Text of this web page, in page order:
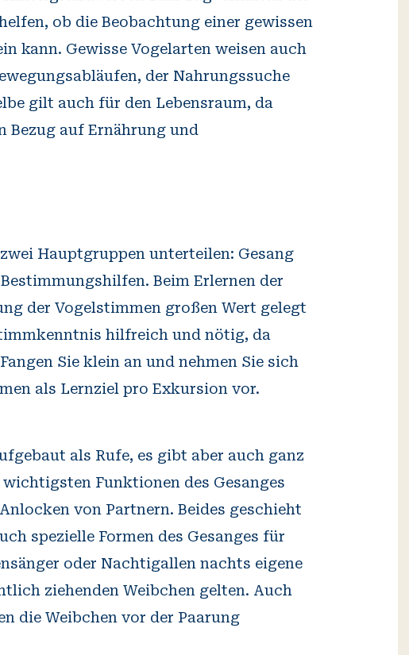
ob die Beobachtung einer gewissen
kann. Gewisse Vogelarten weisen auch
der Nahrungssuche
gilt auch für den Lebensraum, da
Bezug auf Ernährung und
Hauptgruppen unterteilen: Gesang
Beim Erlernen der
der Vogelstimmen großen Wert gelegt
hilfreich und nötig, da
Sie klein an und nehmen Sie sich
als Lernziel pro Exkursion vor.
als Rufe, es gibt aber auch ganz
Funktionen des Gesanges
von Partnern. Beides geschieht
spezielle Formen des Gesanges für
oder Nachtigallen nachts eigene
ziehenden Weibchen gelten. Auch
die Weibchen vor der Paarung